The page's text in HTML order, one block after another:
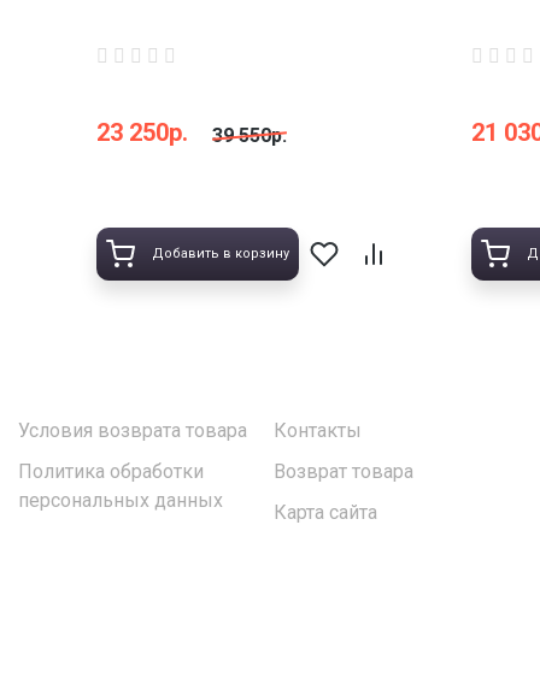
23 250р. 39 550р.
Добавить в корзину
21
Условия возврата товара
Политика обработки
персональных данных
Контакты
Возврат товара
Карта сайта